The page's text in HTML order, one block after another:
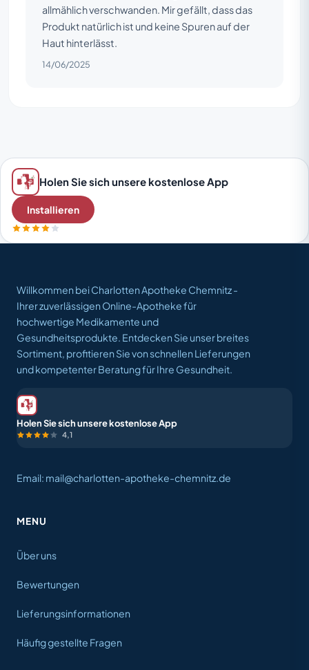
allmählich verschwanden. Mir gefällt, dass das
Produkt natürlich ist und keine Spuren auf der
Haut hinterlässt.
14/06/2025
Holen Sie sich unsere kostenlose App
Installieren
Willkommen bei Charlotten Apotheke Chemnitz -
Ihrer zuverlässigen Online-Apotheke für
hochwertige Medikamente und
Gesundheitsprodukte. Entdecken Sie unser breites
Sortiment, profitieren Sie von schnellen Lieferungen
und kompetenter Beratung für Ihre Gesundheit.
Holen Sie sich unsere kostenlose App
4,1
Email: mail@charlotten-apotheke-chemnitz.de
MENU
Über uns
Bewertungen
Lieferungsinformationen
Häufig gestellte Fragen